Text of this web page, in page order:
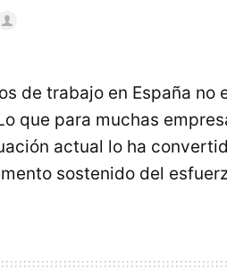
de trabajo en España no
que para muchas
actual lo ha
sostenido del